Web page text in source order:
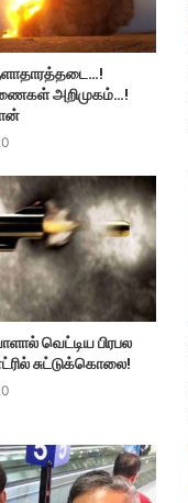
அறிமுகம்…!
வெட்டிய பிரபல
சுட்டுக்கொலை!